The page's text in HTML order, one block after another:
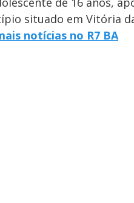
situado em Vitória
notícias no R7 BA